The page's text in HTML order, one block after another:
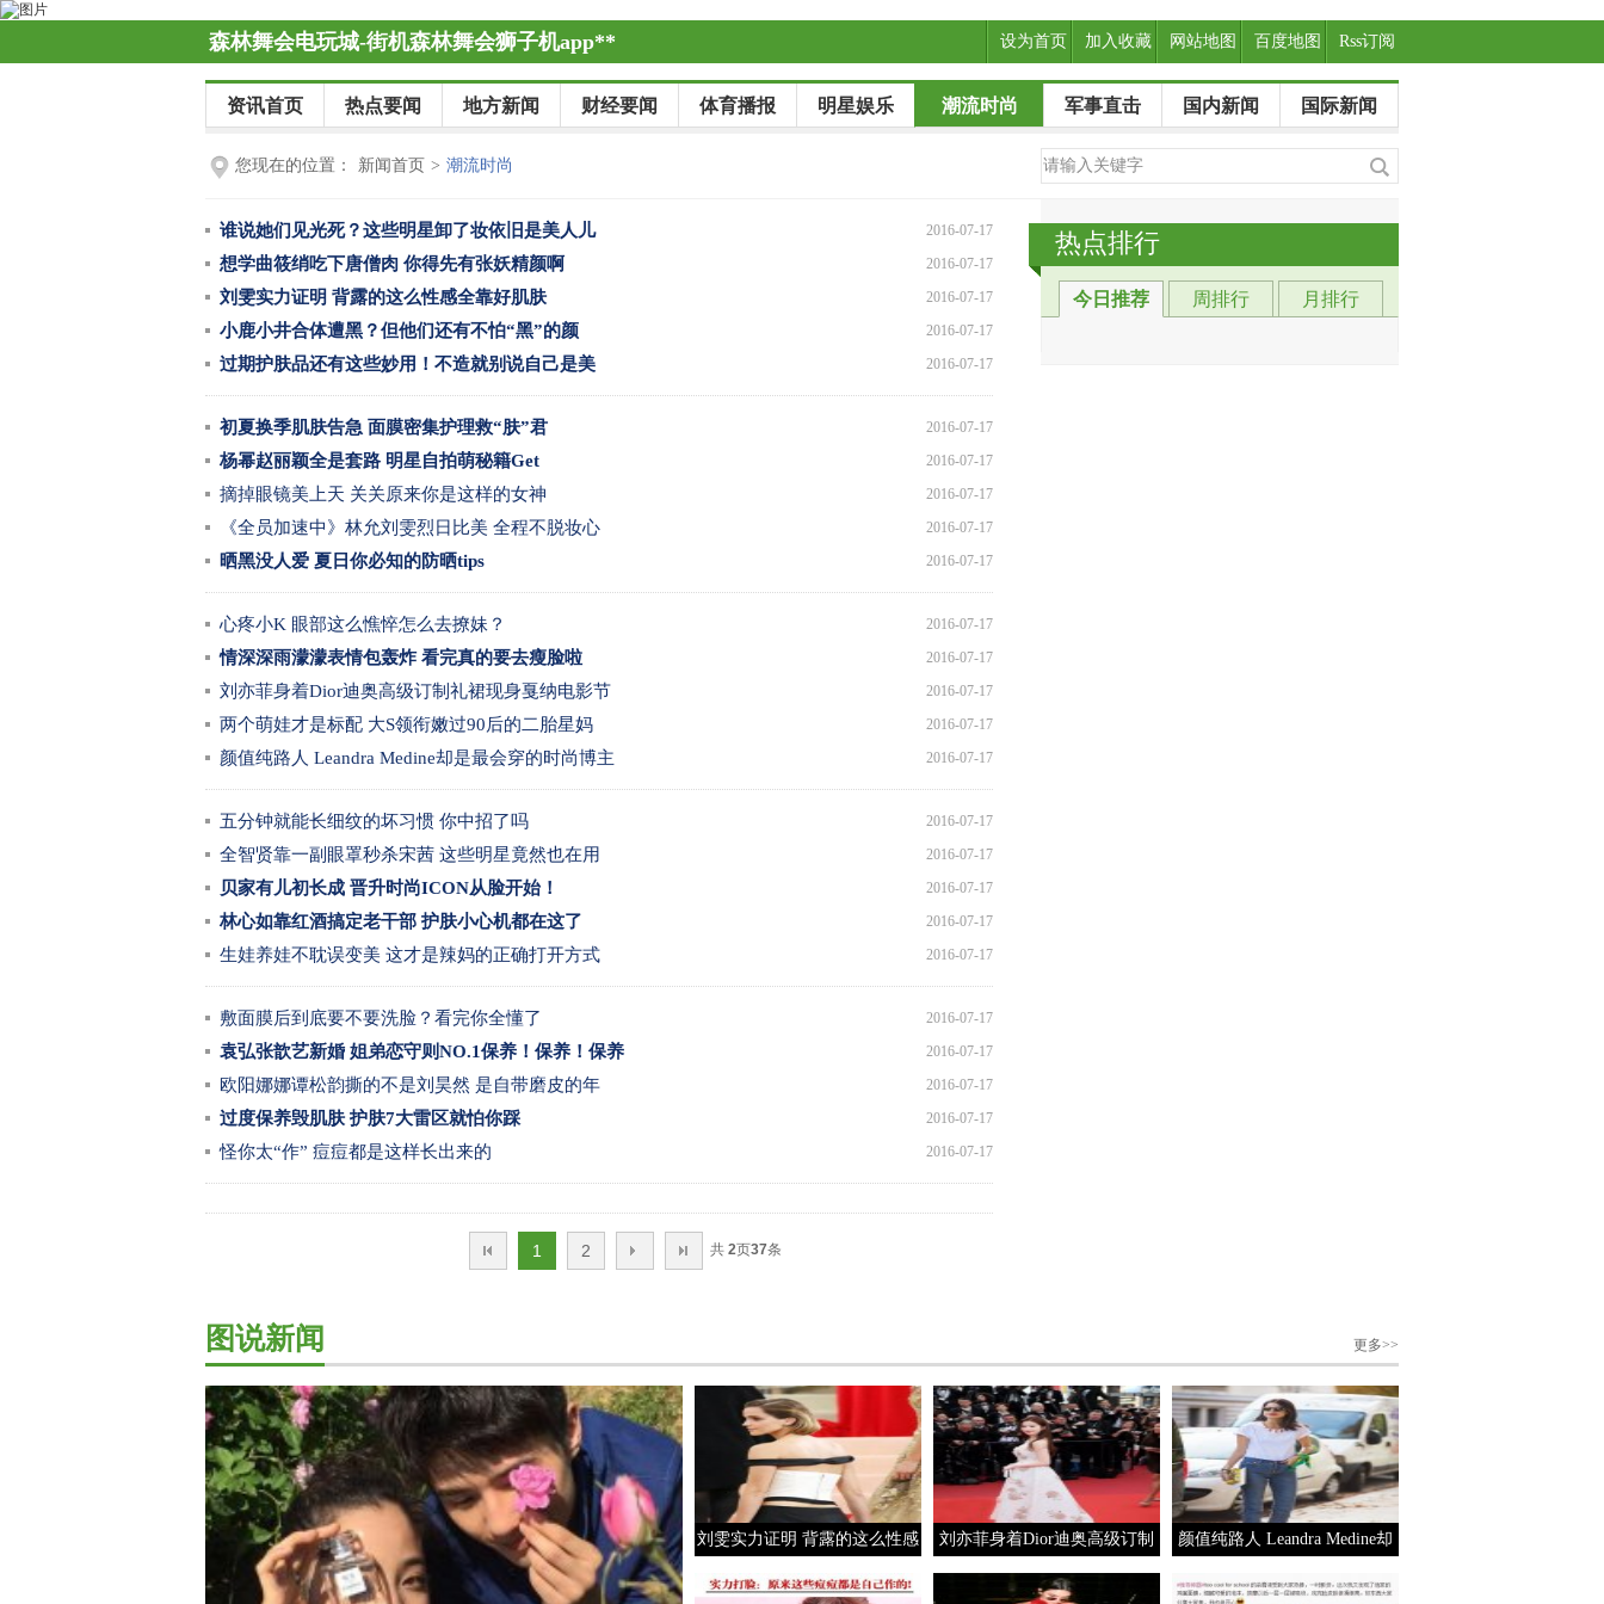
森林舞会电玩城-街机森林舞会狮子机app** Rss订阅
百度地图
网站地图
加入收藏
设为首页
资讯首页 热点要闻 地方新闻 财经要闻 体育播报 明星娱乐 潮流时尚 军事直击 国内新闻 国际新闻
您现在的位置： 新闻首页 > 潮流时尚
谁说她们见光死？这些明星卸了妆依旧是美人儿 2016-07-17
想学曲筱绡吃下唐僧肉 你得先有张妖精颜啊 2016-07-17
刘雯实力证明 背露的这么性感全靠好肌肤 2016-07-17
小鹿小井合体遭黑？但他们还有不怕“黑”的颜 2016-07-17
过期护肤品还有这些妙用！不造就别说自己是美 2016-07-17
初夏换季肌肤告急 面膜密集护理救“肤”君 2016-07-17
杨幂赵丽颖全是套路 明星自拍萌秘籍Get 2016-07-17
摘掉眼镜美上天 关关原来你是这样的女神 2016-07-17
《全员加速中》林允刘雯烈日比美 全程不脱妆心 2016-07-17
晒黑没人爱 夏日你必知的防晒tips 2016-07-17
心疼小K 眼部这么憔悴怎么去撩妹？ 2016-07-17
情深深雨濛濛表情包轰炸 看完真的要去瘦脸啦 2016-07-17
刘亦菲身着Dior迪奥高级订制礼裙现身戛纳电影节 2016-07-17
两个萌娃才是标配 大S领衔嫩过90后的二胎星妈 2016-07-17
颜值纯路人 Leandra Medine却是最会穿的时尚博主 2016-07-17
五分钟就能长细纹的坏习惯 你中招了吗 2016-07-17
全智贤靠一副眼罩秒杀宋茜 这些明星竟然也在用 2016-07-17
贝家有儿初长成 晋升时尚ICON从脸开始！ 2016-07-17
林心如靠红酒搞定老干部 护肤小心机都在这了 2016-07-17
生娃养娃不耽误变美 这才是辣妈的正确打开方式 2016-07-17
敷面膜后到底要不要洗脸？看完你全懂了 2016-07-17
袁弘张歆艺新婚 姐弟恋守则NO.1保养！保养！保养 2016-07-17
欧阳娜娜谭松韵撕的不是刘昊然 是自带磨皮的年 2016-07-17
过度保养毁肌肤 护肤7大雷区就怕你踩 2016-07-17
怪你太“作” 痘痘都是这样长出来的 2016-07-17
1 2 共 2页37条
热点排行
今日推荐 周排行 月排行
图说新闻 更多>>
刘雯实力证明 背露的这么性感
刘亦菲身着Dior迪奥高级订制
礼裙现身戛纳电影节
颜值纯路人 Leandra Medine却